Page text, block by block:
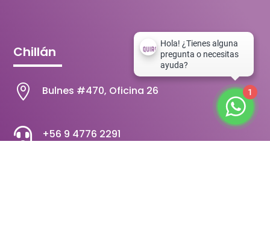
Chillán
 Bulnes #470, Oficina 26
 +56 9 4776 2291
1